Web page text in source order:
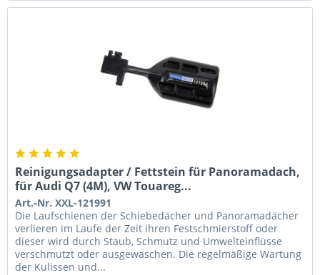
Reinigungsadapter / Fettstein für Panoramadach,
für Audi Q7 (4M), VW Touareg...
Art.-Nr. XXL-121991
Die Laufschienen der Schiebedächer und Panoramadächer
verlieren im Laufe der Zeit ihren Festschmierstoff oder
dieser wird durch Staub, Schmutz und Umwelteinflüsse
verschmutzt oder ausgewaschen. Die regelmäßige Wartung
der Kulissen und...